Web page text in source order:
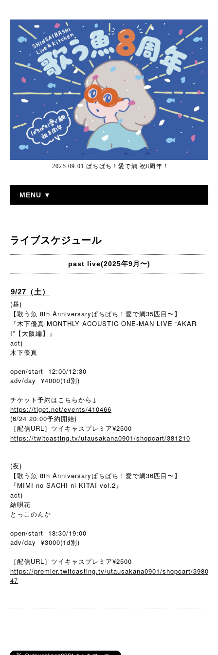
2025.09.01 ぱちぱち！愛で鯛 祝8周年！
MENU ▼
ライブスケジュール
past live(2025年9月〜)
9/27（土）
(昼)
【歌う魚 8th Anniversaryぱちぱち！愛で鯛35匹目〜】
『木下優真 MONTHLY ACOUSTIC ONE-MAN LIVE “AKAR
I”【大阪編】』
act)
木下優真
open/start 12:00/12:30
adv/day ¥4000(1d別)
チケット予約はこちらから↓
https://tiget.net/events/410466
(6/24 20:00予約開始)
［配信URL］ツイキャスプレミア¥2500
https://twitcasting.tv/utausakana0901/shopcart/381210
(夜)
【歌う魚 8th Anniversaryぱちぱち！愛で鯛36匹目〜】
『MIMI no SACHI ni KITAI vol.2』
act)
結唄花
とっこのんか
open/start 18:30/19:00
adv/day ¥3000(1d別)
［配信URL］ツイキャスプレミア¥2500
https://premier.twitcasting.tv/utausakana0901/shopcart/3980
47